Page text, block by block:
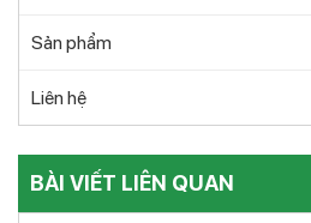
Sản phẩm
Liên hệ
BÀI VIẾT LIÊN QUAN